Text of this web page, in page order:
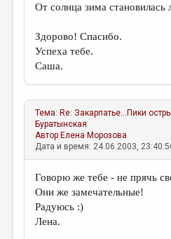
От солнца зима становилась
Здорово! Спасибо.
Успеха тебе.
Саша.
Тема:Re: Закарпатье...Пики
Буратынская
АвторЕлена Морозова
Дата и время: 24.06.2003,
Говорю же тебе - не прячь
Они же замечательные!
Радуюсь :)
Лена.